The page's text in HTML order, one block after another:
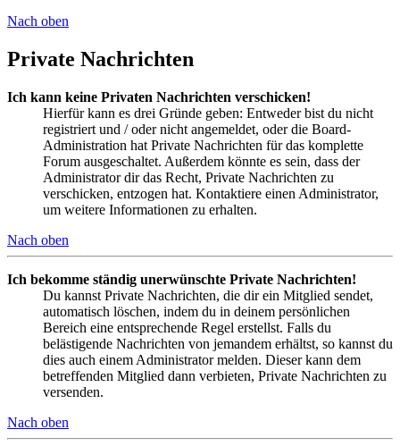
Nach oben
Private Nachrichten
Ich kann keine Privaten Nachrichten verschicken!
Hierfür kann es drei Gründe geben: Entweder bist du nicht
registriert und / oder nicht angemeldet, oder die Board-
Administration hat Private Nachrichten für das komplette
Forum ausgeschaltet. Außerdem könnte es sein, dass der
Administrator dir das Recht, Private Nachrichten zu
verschicken, entzogen hat. Kontaktiere einen Administrator,
um weitere Informationen zu erhalten.
Nach oben
Ich bekomme ständig unerwünschte Private Nachrichten!
Du kannst Private Nachrichten, die dir ein Mitglied sendet,
automatisch löschen, indem du in deinem persönlichen
Bereich eine entsprechende Regel erstellst. Falls du
belästigende Nachrichten von jemandem erhältst, so kannst du
dies auch einem Administrator melden. Dieser kann dem
betreffenden Mitglied dann verbieten, Private Nachrichten zu
versenden.
Nach oben